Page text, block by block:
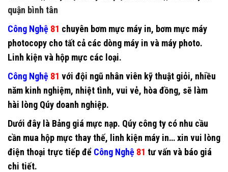
quận bình tân
Công Nghệ 81 chuyên bơm mực máy in, bơm mực máy
photocopy cho tất cả các dòng máy in và máy photo.
Linh kiện và hộp mực các loại.
Công Nghệ 81 với đội ngũ nhân viên kỹ thuật giỏi, nhiều
năm kinh nghiệm, nhiệt tình, vui vẻ, hòa đồng, sẽ làm
hài lòng Qúy doanh nghiệp.
Dưới đây là Bảng giá mực nạp. Qúy công ty có nhu cầu
cần mua hộp mực thay thế, linh kiện máy in… xin vui lòng
điện thoại trực tiếp để Công Nghệ 81 tư vấn và báo giá
chi tiết.